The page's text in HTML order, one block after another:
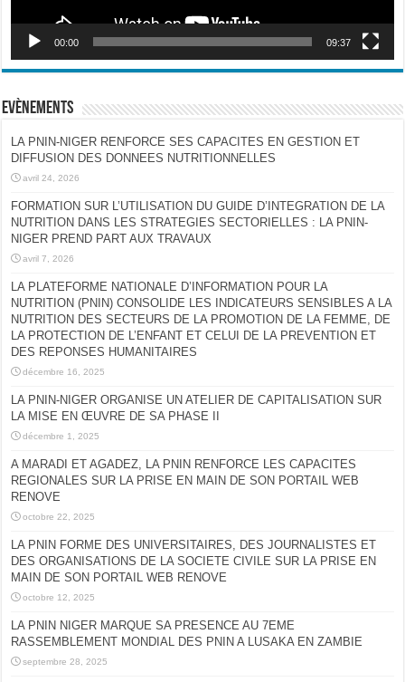
00:00 09:37
Evènements
LA PNIN-NIGER RENFORCE SES CAPACITES EN GESTION ET
DIFFUSION DES DONNEES NUTRITIONNELLES
avril 24, 2026
FORMATION SUR L’UTILISATION DU GUIDE D’INTEGRATION DE LA
NUTRITION DANS LES STRATEGIES SECTORIELLES : LA PNIN-
NIGER PREND PART AUX TRAVAUX
avril 7, 2026
LA PLATEFORME NATIONALE D’INFORMATION POUR LA
NUTRITION (PNIN) CONSOLIDE LES INDICATEURS SENSIBLES A LA
NUTRITION DES SECTEURS DE LA PROMOTION DE LA FEMME, DE
LA PROTECTION DE L’ENFANT ET CELUI DE LA PREVENTION ET
DES REPONSES HUMANITAIRES
décembre 16, 2025
LA PNIN-NIGER ORGANISE UN ATELIER DE CAPITALISATION SUR
LA MISE EN ŒUVRE DE SA PHASE II
décembre 1, 2025
A MARADI ET AGADEZ, LA PNIN RENFORCE LES CAPACITES
REGIONALES SUR LA PRISE EN MAIN DE SON PORTAIL WEB
RENOVE
octobre 22, 2025
LA PNIN FORME DES UNIVERSITAIRES, DES JOURNALISTES ET
DES ORGANISATIONS DE LA SOCIETE CIVILE SUR LA PRISE EN
MAIN DE SON PORTAIL WEB RENOVE
octobre 12, 2025
LA PNIN NIGER MARQUE SA PRESENCE AU 7EME
RASSEMBLEMENT MONDIAL DES PNIN A LUSAKA EN ZAMBIE
septembre 28, 2025